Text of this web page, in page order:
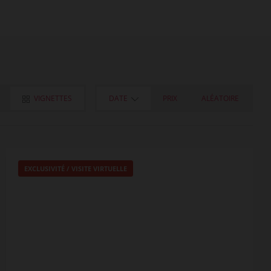
VIGNETTES DATE PRIX ALÉATOIRE
EXCLUSIVITÉ / VISITE VIRTUELLE